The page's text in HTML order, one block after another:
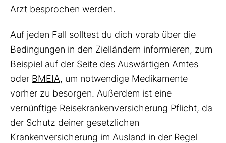
Arzt besprochen werden.
Auf jeden Fall solltest du dich vorab über die
Bedingungen in den Zielländern informieren, zum
Beispiel auf der Seite des Auswärtigen Amtes
oder BMEIA, um notwendige Medikamente
vorher zu besorgen. Außerdem ist eine
vernünftige Reisekrankenversicherung Pflicht, da
der Schutz deiner gesetzlichen
Krankenversicherung im Ausland in der Regel